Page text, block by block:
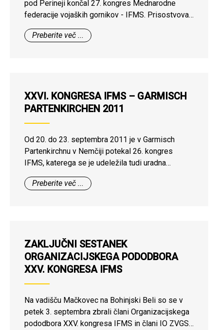
pod Perineji končal 27. kongres Mednarodne
federacije vojaških gornikov - IFMS. Prisostvovali
so mu predstavniki devetih članic IFMS, med
njimi štiričlanska delegacija ZVGS. Na kongresu je
Črnogorci prepričljivo pridobili status opazovalke
v IFMS, ki bo ob tako zavzetem delu na
Preberite več ...
XXVI. KONGRESA IFMS – GARMISCH
PARTENKIRCHEN 2011
Od 20. do 23. septembra 2011 je v Garmisch
Partenkirchnu v Nemčiji potekal 26. kongres
IFMS, katerega se je udeležila tudi uradna
delegacija ZVGS, ki jo je vodil predsednik brig.
(v.p.) Janez Kavar.
Preberite več ...
ZAKLJUČNI SESTANEK
ORGANIZACIJSKEGA PODODBORA
XXV. KONGRESA IFMS
Na vadišču Mačkovec na Bohinjski Beli so se v
petek 3. septembra zbrali člani Organizacijskega
pododbora XXV. kongresa IFMS in člani IO ZVGS.